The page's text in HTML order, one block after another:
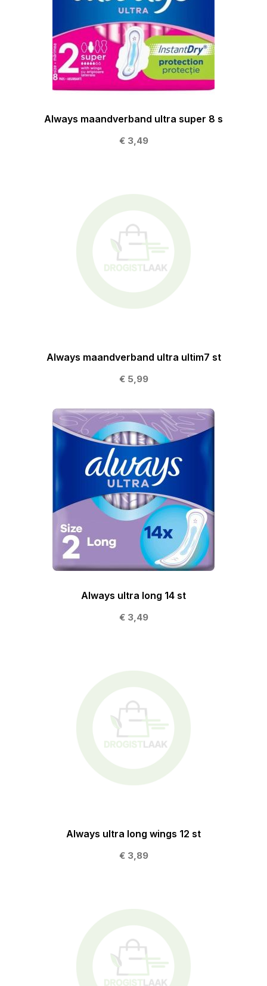
Always maandverband ultra super 8 s
€ 3,49
Always maandverband ultra ultim7 st
€ 5,99
Always ultra long 14 st
€ 3,49
Always ultra long wings 12 st
€ 3,89